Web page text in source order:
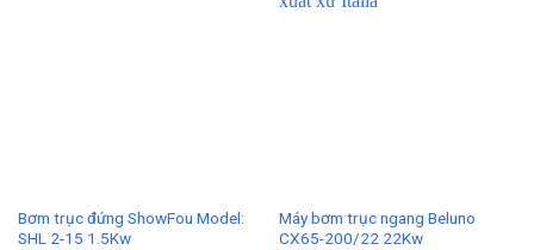
Bơm trục đứng ShowFou Model:
SHL 2-15 1.5Kw
Máy bơm trục ngang Beluno
CX65-200/22 22Kw